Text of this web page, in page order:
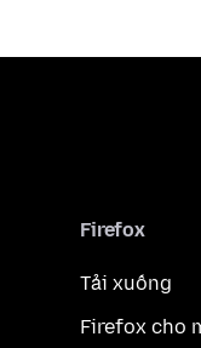
Firefox
Tải xuống
Firefox cho